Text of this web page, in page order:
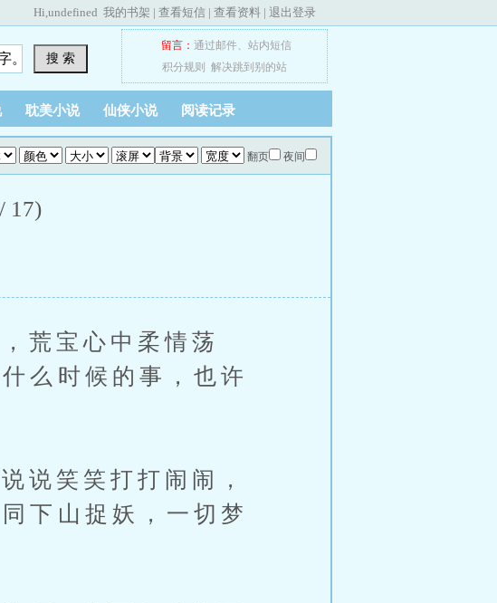
Hi,undefined 我的书架 | 查看短信 | 查看资料 | 退出登录
搜 索
留言： 通过邮件、 站内短信
积分规则
解决跳到别的站
耽美小说 仙侠小说 阅读记录
翻页 夜间
17)
宝心中柔情荡
么时候的事，也许
笑笑打打闹闹，
下山捉妖，一切梦